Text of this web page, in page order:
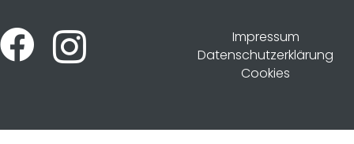
Impressum
Datenschutzerklärung
Cookies